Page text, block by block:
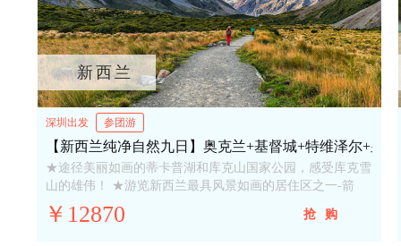
新西兰
深圳出发 参团游
【新西兰纯净自然九日】奥克兰+基督城+特维泽尔+皇
★途径美丽如画的蒂卡普湖和库克山国家公园，感受库克雪
山的雄伟！ ★游览新西兰最具风景如画的居住区之一-箭
镇； ★南…
￥12870 抢购